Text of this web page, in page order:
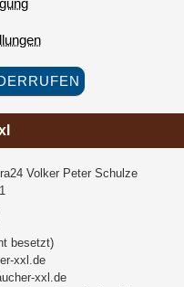
Volker Peter Schulze
besetzt)
xxl.de
xxl.de